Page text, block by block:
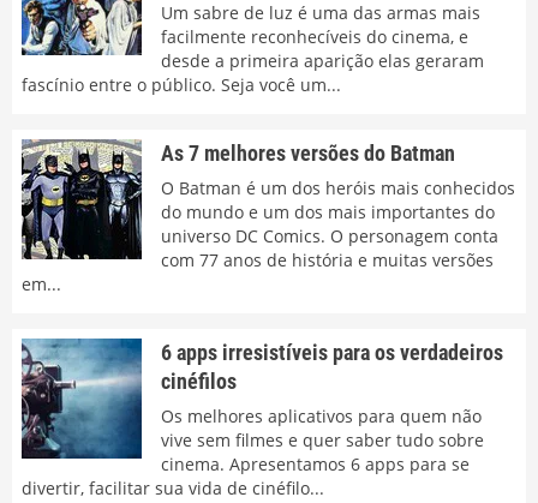
Um sabre de luz é uma das armas mais
facilmente reconhecíveis do cinema, e
desde a primeira aparição elas geraram
fascínio entre o público. Seja você um...
As 7 melhores versões do Batman
O Batman é um dos heróis mais conhecidos
do mundo e um dos mais importantes do
universo DC Comics. O personagem conta
com 77 anos de história e muitas versões
em...
6 apps irresistíveis para os verdadeiros
cinéfilos
Os melhores aplicativos para quem não
vive sem filmes e quer saber tudo sobre
cinema. Apresentamos 6 apps para se
divertir, facilitar sua vida de cinéfilo...